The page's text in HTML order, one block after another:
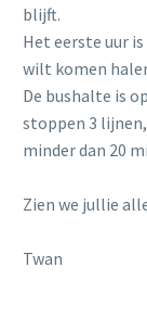
blijft.
Het eerste uur
wilt komen
De bushalte is
stoppen 3
minder dan 20
Zien we jullie
Twan